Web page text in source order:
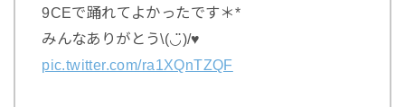
9CEで踊れてよかったです＊*
みんなありがとう\(◡̈)/♥︎
pic.twitter.com/ra1XQnTZQF